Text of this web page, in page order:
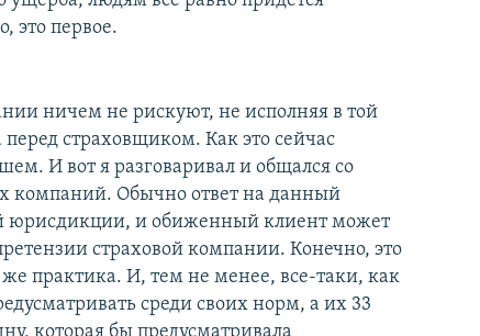
это первое.
ничем не рискуют, не исполняя в той
перед страховщиком. Как это сейчас
И вот я разговаривал и общался со
компаний. Обычно ответ на данный
юрисдикции, и обиженный клиент может
страховой компании. Конечно, это
же практика. И, тем не менее, все-таки, как
среди своих норм, а их 33